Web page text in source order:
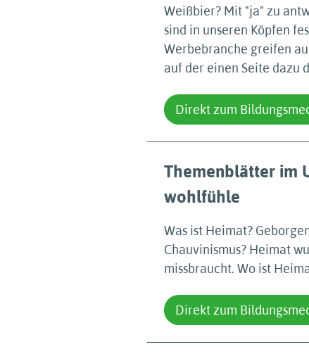
Weißbier? Mit "ja" zu
sind in unseren Köpfen
Werbebranche greifen
auf der einen Seite dazu
Direkt zum
Themenblätter im
wohlfühle
Was ist Heimat?
Chauvinismus? Heimat
missbraucht. Wo ist
Direkt zum